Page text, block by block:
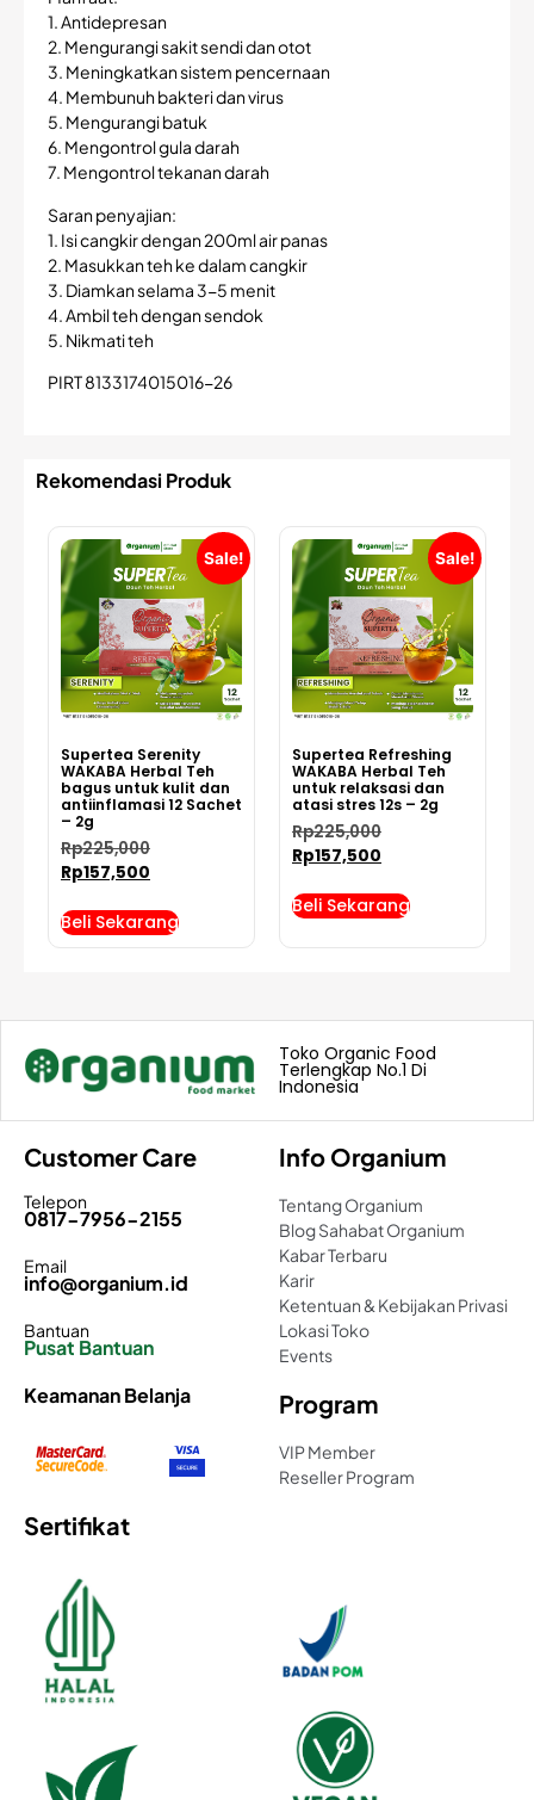
1. Antidepresan
2. Mengurangi sakit sendi dan otot
3. Meningkatkan sistem pencernaan
4. Membunuh bakteri dan virus
5. Mengurangi batuk
6. Mengontrol gula darah
7. Mengontrol tekanan darah
Saran penyajian:
1. Isi cangkir dengan 200ml air panas
2. Masukkan teh ke dalam cangkir
3. Diamkan selama 3-5 menit
4. Ambil teh dengan sendok
5. Nikmati teh
PIRT 8133174015016-26
Rekomendasi Produk
Sale!
Supertea Serenity
WAKABA Herbal Teh
bagus untuk kulit dan
antiinflamasi 12 Sachet
– 2g
Rp225,000
Rp157,500
Beli Sekarang
Sale!
Supertea Refreshing
WAKABA Herbal Teh
untuk relaksasi dan
atasi stres 12s – 2g
Rp225,000
Rp157,500
Beli Sekarang
Toko Organic Food
Terlengkap No.1 Di
Indonesia
Customer Care
Telepon
0817-7956-2155
Email
info@organium.id
Bantuan
Pusat Bantuan
Keamanan Belanja
Info Organium
Tentang Organium
Blog Sahabat Organium
Kabar Terbaru
Karir
Ketentuan & Kebijakan Privasi
Lokasi Toko
Events
Program
VIP Member
Reseller Program
Sertifikat